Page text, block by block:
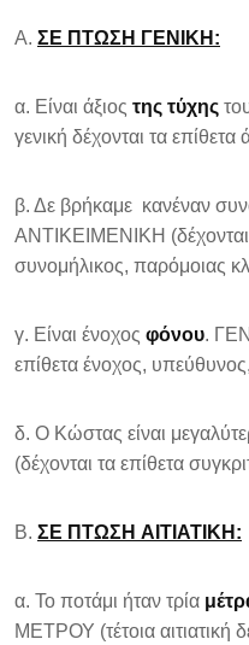
Α. ΣΕ ΠΤΩΣΗ ΓΕΝΙΚΗ:
α. Είναι άξιος της τύχης
γενική δέχονται τα επίθετα
β. Δε βρήκαμε κανέναν
ΑΝΤΙΚΕΙΜΕΝΙΚΗ (δέχονται
συνομήλικος, παρόμοιας
γ. Είναι ένοχος φόνου.
επίθετα ένοχος,
δ. Ο Κώστας είναι
(δέχονται τα επίθετα
Β. ΣΕ ΠΤΩΣΗ AITIAT ΙΚΗ:
α. Το ποτάμι ήταν τρία
ΜΕΤΡΟΥ (τέτοια αιτιατική